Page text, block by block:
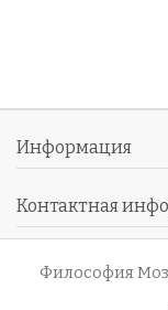
Информация
Контактная
Философия